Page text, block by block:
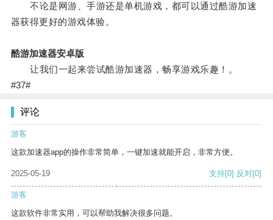
不论是网游、手游还是单机游戏，都可以通过酷游加速
器获得更好的游戏体验。
酷游加速器安卓版
让我们一起来尝试酷游加速器，畅享游戏乐趣！。
#37#
评论
游客
这款加速器app的操作非常简单，一键加速就能开启，非常方便。
2025-05-19 支持[0] 反对[0]
游客
这款软件非常实用，可以帮助我解决很多问题。